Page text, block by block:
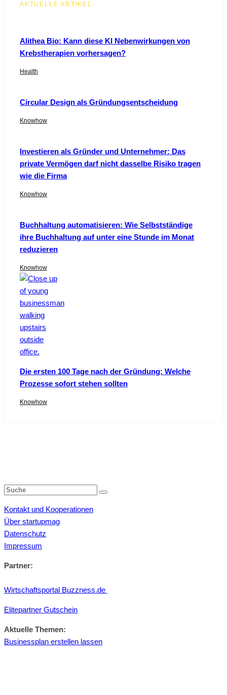
AKTUELLE ARTIKEL
Alithea Bio: Kann diese KI Nebenwirkungen von
Krebstherapien vorhersagen?
Health
Circular Design als Gründungsentscheidung
Knowhow
Investieren als Gründer und Unternehmer: Das
private Vermögen darf nicht dasselbe Risiko tragen
wie die Firma
Knowhow
Buchhaltung automatisieren: Wie Selbstständige
ihre Buchhaltung auf unter eine Stunde im Monat
reduzieren
Knowhow
Die ersten 100 Tage nach der Gründung: Welche
Prozesse sofort stehen sollten
Knowhow
Kontakt und Kooperationen
Über startupmag
Datenschutz
Impressum
Partner:
Wirtschaftsportal Buzzness.de
Elitepartner Gutschein
Aktuelle Themen:
Businessplan erstellen lassen